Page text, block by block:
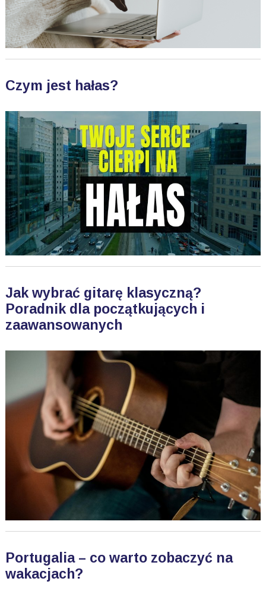
Czym jest hałas?
Jak wybrać gitarę klasyczną?
Poradnik dla początkujących i
zaawansowanych
Portugalia – co warto zobaczyć na
wakacjach?